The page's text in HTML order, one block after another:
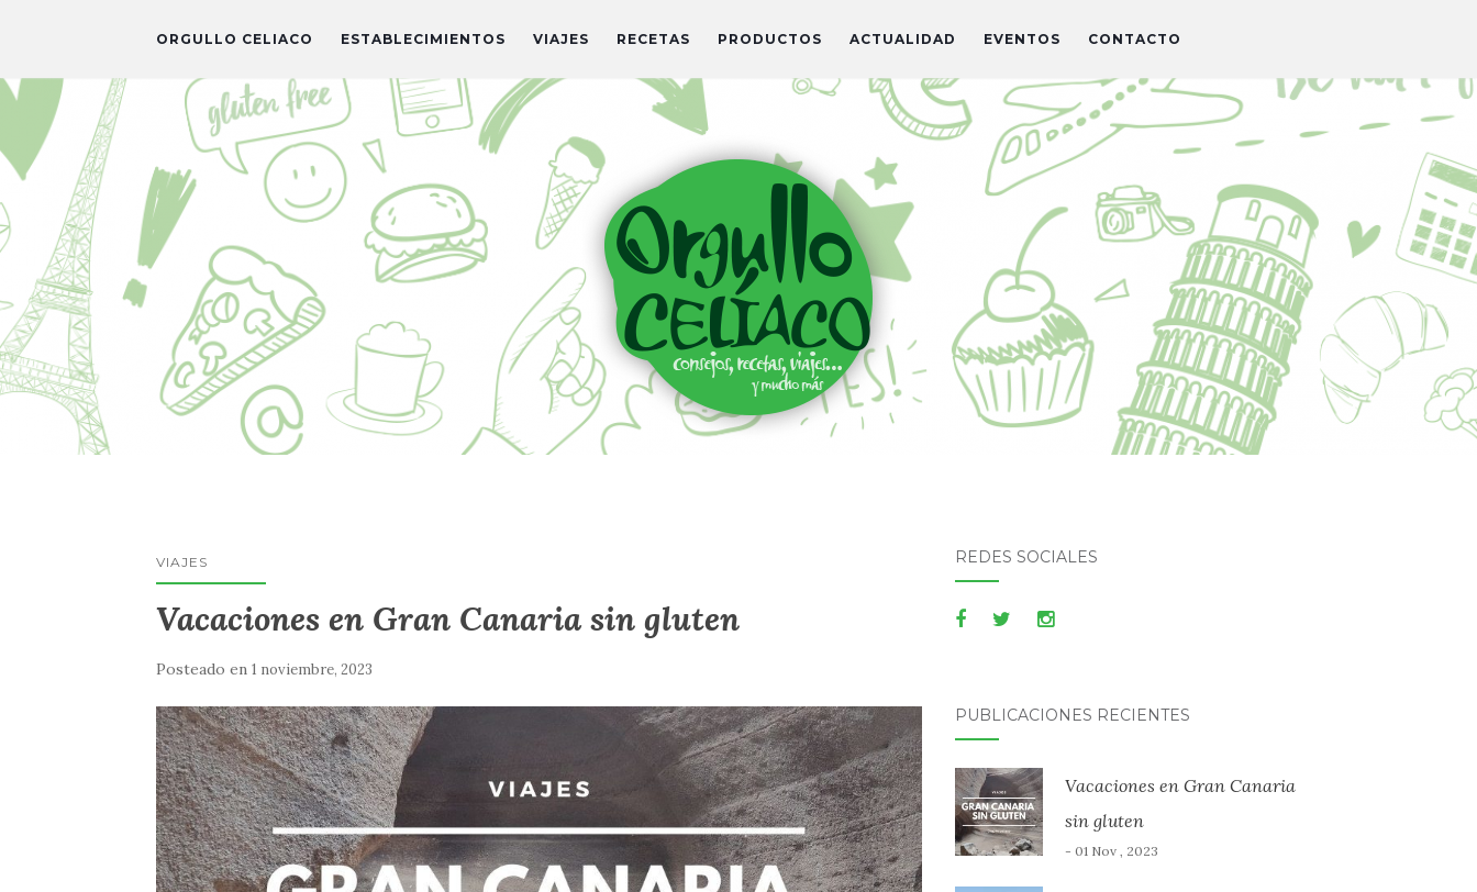
ORGULLO CELIACO ESTABLECIMIENTOS VIAJES RECETAS PRODUCTOS ACTUALIDAD EVENTOS CONTACTO
VIAJES
Vacaciones en Gran Canaria sin gluten
Posteado en 1 noviembre, 2023
REDES SOCIALES
PUBLICACIONES RECIENTES
Vacaciones en Gran Canaria
sin gluten
- 01 Nov , 2023